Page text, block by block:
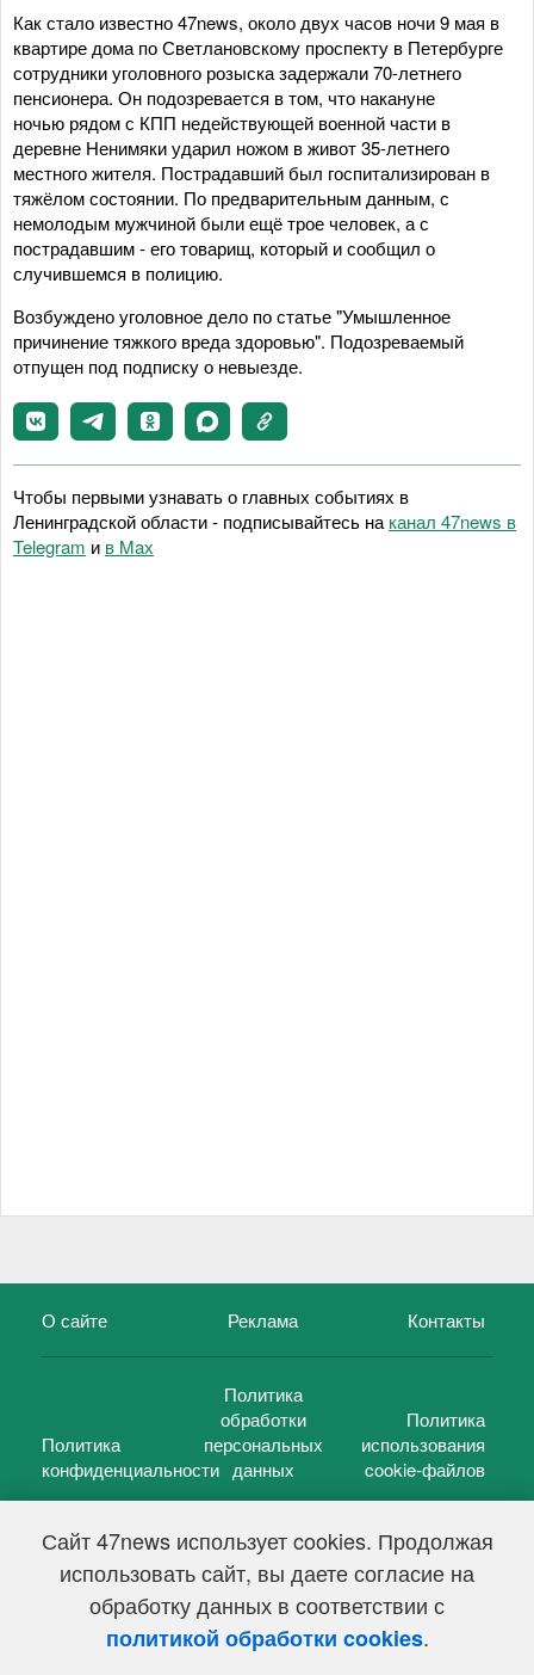
Сайт 47news использует cookies. Продолжая
использовать сайт, вы даете согласие на
обработку данных в соответствии с
политикой обработки cookies.
Как стало известно 47news, около двух часов ночи 9 мая в
квартире дома по Светлановскому проспекту в Петербурге
сотрудники уголовного розыска задержали 70-летнего
пенсионера. Он подозревается в том, что накануне
ночью рядом с КПП недействующей военной части в
деревне Ненимяки ударил ножом в живот 35-летнего
местного жителя. Пострадавший был госпитализирован в
тяжёлом состоянии. По предварительным данным, с
немолодым мужчиной были ещё трое человек, а с
пострадавшим - его товарищ, который и сообщил о
случившемся в полицию.
Возбуждено уголовное дело по статье "Умышленное
причинение тяжкого вреда здоровью". Подозреваемый
отпущен под подписку о невыезде.
Чтобы первыми узнавать о главных событиях в
Ленинградской области - подписывайтесь на канал 47news в
Telegram и в Maх
О сайте Реклама Контакты
Политика
конфиденциальности
Политика
обработки
персональных
данных
Политика
использования
cookie-файлов
47 новостей (47 news)2005 — 2026 г.
Свидетельство о регистрации СМИ Эл № ФС 77-39848, выдано
Федеральной службой по надзору в сфере связи,
информационных технологий и массовых коммуникаций